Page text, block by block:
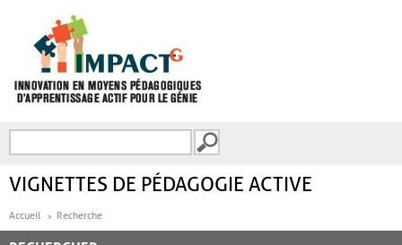
FORMULAIRE DE
VIGNETTES DE PÉDAGOGIE ACTIVE
Accueil Recherche